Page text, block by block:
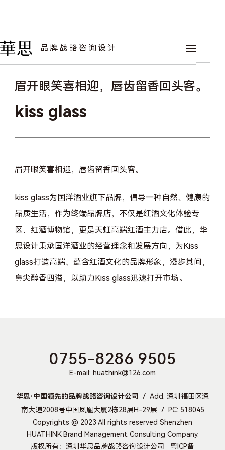
品牌战略咨询设计
华思案例 品牌形象
眉开眼笑喜相迎，唇齿留香回头客。
kiss glass
眉开眼笑喜相迎，唇齿留香回头客。
kiss glass为国洋酒业旗下品牌，倡导一种自然、健康的
品质生活，作为终端品牌店，不仅是红酒文化体验专
区、红酒博物馆，更是天虹高端红酒主力店。借此，华
思设计秉承国洋酒业的经营理念和发展方向，为Kiss
glass打造高端、蕴含红酒文化的品牌形象，漫步其间，
鼻尖醇香四溢，以助力Kiss glass迅速打开市场。
0755-8286 9505
E-mail: huathink@126.com
华思·中国领先的品牌战略咨询设计公司
Add: 深圳福田区深
南大道2008号中国凤凰大厦2栋28层H-29层
P.C: 518045
Copyrights @ 2023 All rights reserved Shenzhen
HUATHINK Brand Management Consulting Company.
版权所有：深圳华思品牌战略咨询设计公司 粤ICP备